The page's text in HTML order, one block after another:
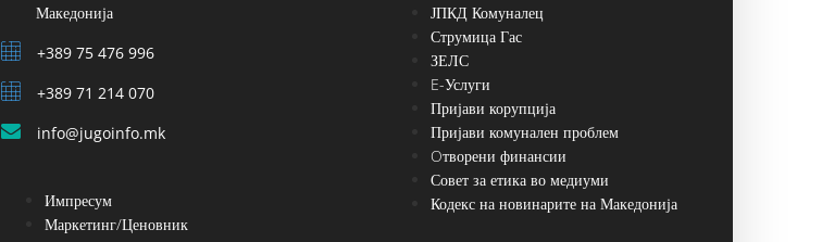
Македонија
+389 75 476 996
+389 71 214 070
info@jugoinfo.mk
Импресум
Маркетинг/Ценовник
ЈПКД Комуналец
Струмица Гас
ЗЕЛС
E-Услуги
Пријави корупција
Пријави комунален проблем
Oтворени финансии
Совет за етика во медиуми
Кодекс на новинарите на Македонија